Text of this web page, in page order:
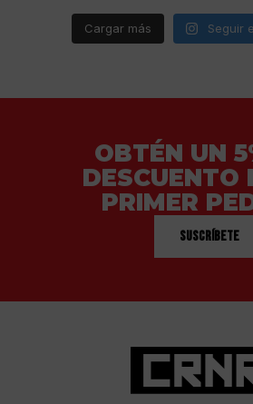
Cargar más Seguir
OBTÉN UN
DESCUENTO
PRIMER
Suscríbete